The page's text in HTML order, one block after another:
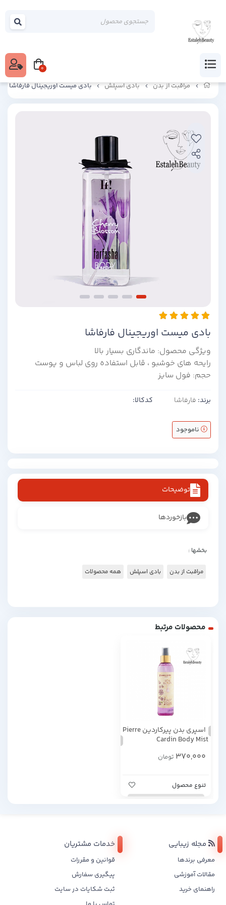
مراقبت از بدن بادی اسپلش بادی میست اوریجینال فارفاشا
بادی میست اوریجینال فارفاشا
ویژگی محصول: ماندگاری بسیار بالا
رایحه های خوشبو ، قابل استفاده روی لباس و پوست
حجم: فول سایز
برند: فارفاشا کدکالا:
ناموجود
توضیحات
بازخوردها
بخشها :
مراقبت از بدن بادی اسپلش همه محصولات
محصولات مرتبط
اسپری بدن پیرکاردین Pierre
Cardin Body Mist
370,000 تومان
تنوع محصول
مجله زیبایی
معرفی برندها
مقالات آموزشی
راهنمای خرید
خدمات مشتریان
قوانین و مقررات
پیگیری سفارش
ثبت شکایات در سایت
0